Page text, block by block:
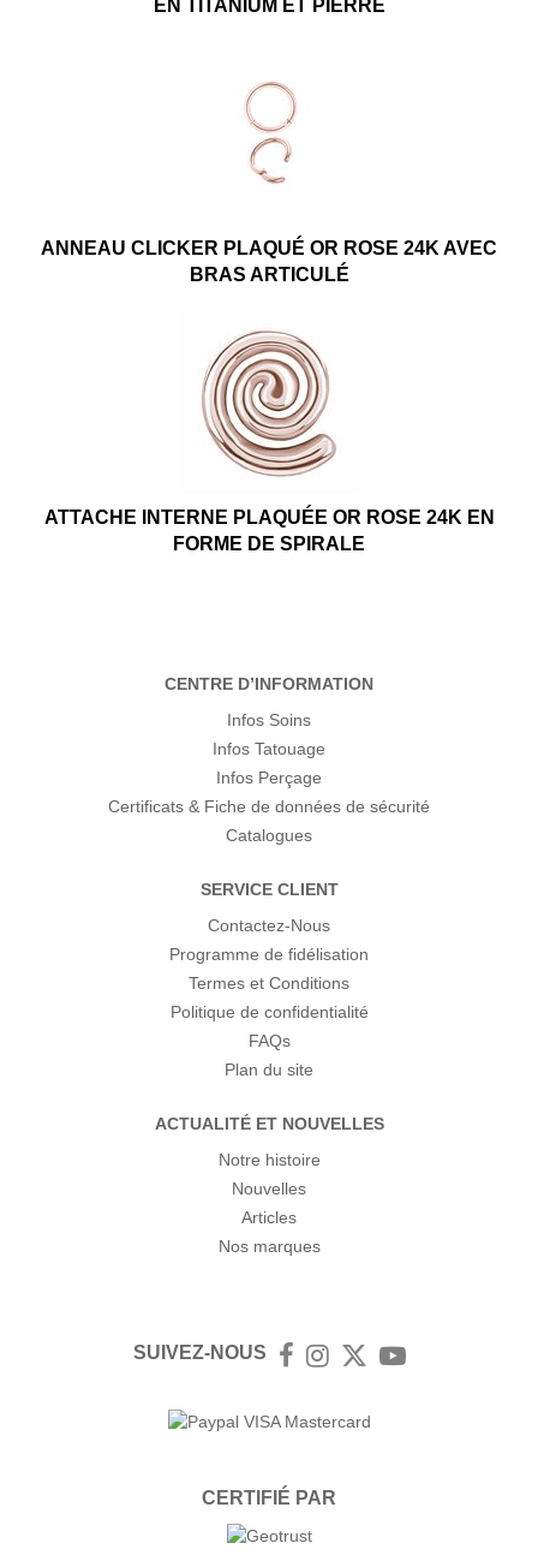
EN TITANIUM ET PIERRE
ANNEAU CLICKER PLAQUÉ OR ROSE 24K AVEC
BRAS ARTICULÉ
ATTACHE INTERNE PLAQUÉE OR ROSE 24K EN
FORME DE SPIRALE
CENTRE D’INFORMATION
Infos Soins
Infos Tatouage
Infos Perçage
Certificats & Fiche de données de sécurité
Catalogues
SERVICE CLIENT
Contactez-Nous
Programme de fidélisation
Termes et Conditions
Politique de confidentialité
FAQs
Plan du site
ACTUALITÉ ET NOUVELLES
Notre histoire
Nouvelles
Articles
Nos marques
SUIVEZ-NOUS FacebookInstagram
TwitterYouTube
CERTIFIÉ PAR